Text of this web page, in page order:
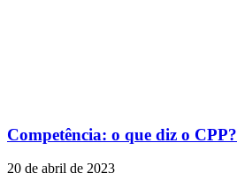
Competência: o que diz o CPP?
20 de abril de 2023